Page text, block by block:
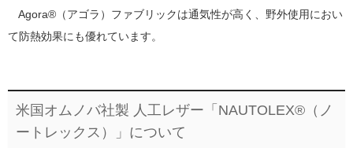
Agora®（アゴラ）ファブリックは通気性が高く、野外使用におい
て防熱効果にも優れています。
米国オムノバ社製 人工レザー「NAUTOLEX®（ノ
ートレックス）」について